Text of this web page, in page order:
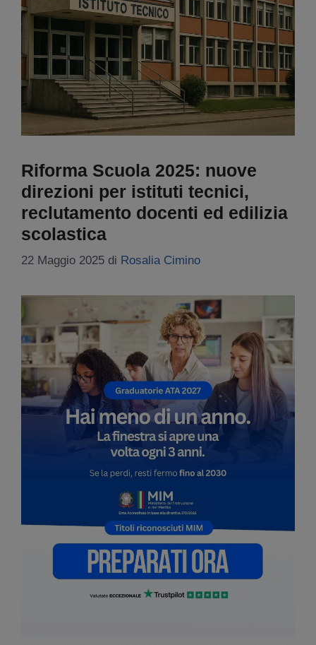
Riforma Scuola 2025: nuove
direzioni per istituti tecnici,
reclutamento docenti ed edilizia
scolastica
22 Maggio 2025 di Rosalia Cimino